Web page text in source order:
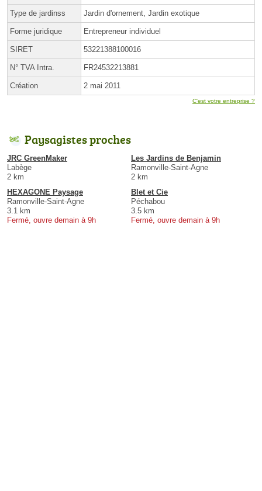
Type de jardinss Jardin d'ornement, Jardin exotique
Forme juridique Entrepreneur individuel
SIRET 53221388100016
N° TVA Intra. FR24532213881
Création 2 mai 2011
C'est votre entreprise ?
Paysagistes proches
JRC GreenMaker
Labège
2 km
Les Jardins de Benjamin
Ramonville-Saint-Agne
2 km
HEXAGONE Paysage
Ramonville-Saint-Agne
3.1 km
Fermé, ouvre demain à 9h
Blet et Cie
Péchabou
3.5 km
Fermé, ouvre demain à 9h